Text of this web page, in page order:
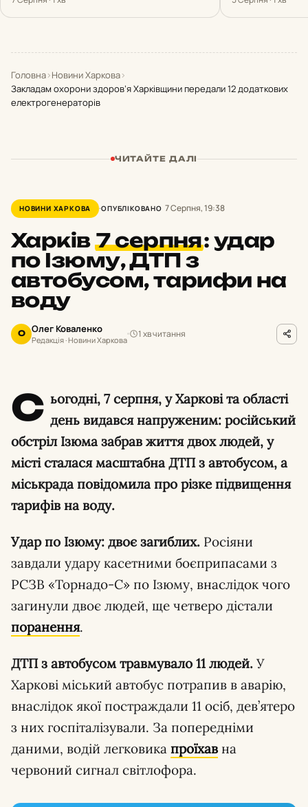
Головна›Новини Харкова›
Закладам охорони здоров’я Харківщини передали 12 додаткових
електрогенераторів
ЧИТАЙТЕ ДАЛІ
НОВИНИ ХАРКОВА ОПУБЛІКОВАНО 7 Серпня, 19:38
Харків7 серпня: удар
по Ізюму, ДТП з
автобусом, тарифи на
воду
О Олег Коваленко
Редакція · Новини Харкова
1 хв читання
С ьогодні, 7 серпня, у Харкові та області
день видався напруженим: російський
обстріл Ізюма забрав життя двох людей, у
місті сталася масштабна ДТП з автобусом, а
міськрада повідомила про різке підвищення
тарифів на воду.
Удар по Ізюму: двоє загиблих. Росіяни
завдали удару касетними боєприпасами з
РСЗВ «Торнадо-С» по Ізюму, внаслідок чого
загинули двоє людей, ще четверо дістали
поранення.
ДТП з автобусом травмувало 11 людей. У
Харкові міський автобус потрапив в аварію,
внаслідок якої постраждали 11 осіб, дев’ятеро
з них госпіталізували. За попередніми
даними, водій легковика проїхав на
червоний сигнал світлофора.